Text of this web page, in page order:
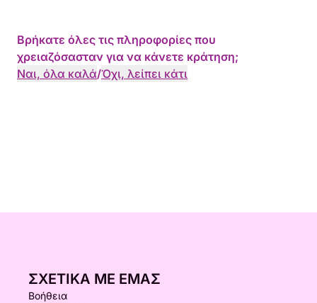
Βρήκατε όλες τις πληροφορίες που
χρειαζόσασταν για να κάνετε κράτηση;
Ναι, όλα καλά/Όχι, λείπει κάτι
ΣΧΕΤΙΚΆ ΜΕ ΕΜΆΣ
Βοήθεια